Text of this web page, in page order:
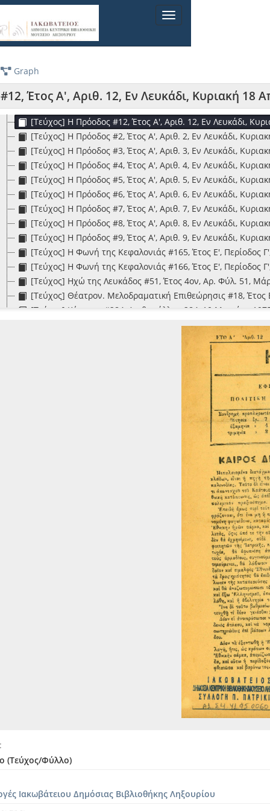
Toggle
navigation
Graph
Έτος Α', Αριθ. 12, Εν Λευκάδι, Κυριακή 18
[Τεύχος] Εφημερίς των ειδήσεων #2296, Αριθ. 2296,
[Τεύχος] Εφημερίς των ειδήσεων #2, Περίοδος Γ', Έτος
[Τεύχος] Εφημερίς των Κεφαλλήνων #14, Έτος Α', Αριθ. 14,
[Τεύχος] Εφημερίς των Κεφαλλήνων #3, Έτος Α', Αριθ. 3,
[Τεύχος] Εφημερίς των Κεφαλλήνων. Δεκαπενθήμερος
[Τεύχος] Η Πρόοδος #10Β, Έτος Α', Αριθ. 10, Εν Λευκάδι,
[Τεύχος] Η Πρόοδος #10, Έτος Α', Αριθ. 10, Εν Λευκάδι,
[Τεύχος] Η Πρόοδος #12, Έτος Α', Αριθ. 12, Εν Λευκάδι,
[Τεύχος] Η Πρόοδος #2, Έτος Α', Αριθ. 2, Εν Λευκάδι,
[Τεύχος] Η Πρόοδος #3, Έτος Α', Αριθ. 3, Εν Λευκάδι,
[Τεύχος] Η Πρόοδος #4, Έτος Α', Αριθ. 4, Εν Λευκάδι,
[Τεύχος] Η Πρόοδος #5, Έτος Α', Αριθ. 5, Εν Λευκάδι,
[Τεύχος] Η Πρόοδος #6, Έτος Α', Αριθ. 6, Εν Λευκάδι,
[Τεύχος] Η Πρόοδος #7, Έτος Α', Αριθ. 7, Εν Λευκάδι,
[Τεύχος] Η Πρόοδος #8, Έτος Α', Αριθ. 8, Εν Λευκάδι,
[Τεύχος] Η Πρόοδος #9, Έτος Α', Αριθ. 9, Εν Λευκάδι,
[Τεύχος] Η Φωνή της Κεφαλονιάς #165, Έτος Ε', Περίοδος
[Τεύχος] Η Φωνή της Κεφαλονιάς #166, Έτος Ε', Περίοδος
[Τεύχος] Ηχώ της Λευκάδος #51, Έτος 4ον, Αρ. Φύλ. 51,
[Τεύχος] Θέατρον. Μελοδραματική Επιθεώρησις #18,
[Τεύχος] Κέρκυρα #284, Αριθ. φύλλου 284, 10 Μαρτίου
[Τεύχος] Κερκυραϊκά Νέα #751, Έτος ΙΗ', Περίοδος Β,
[Τεύχος] Κερκυραϊκή Ηχώ #1, Έτος Α', Εν Κερκύρα,
[Τεύχος] Κερκυραϊκή Ηχώ #28, Περίοδος Β', Έτος Α', Εν
[Τεύχος] Κοινωνική Ζακύνθου #5, Έτος Α', Αριθ. Φύλλου
[Τεύχος] Λαός #59, Έτος Β', Κέρκυρα τη 9 Νοεμβρίου
[Τεύχος] Νέα Πολιτεία #7, Έτος Α', Εν Κερκύρα τη 19
[Τεύχος] Ο Ελεύθερος Λόγος [Κέρκυρας] #2, Έτος Α', Εν
[Τεύχος] Παρατηρητής [Λευκάδας] #146, Έτος Δ', Εν
[Τεύχος] Παρατηρητής [Λευκάδας] #14, Έτος Πρώτον, Εν
[Τεύχος] Πατριώτης #172, Έτος Δ', Ζάκυνθος 9 Μαΐου
[Τεύχος] Πατριώτης #22, Έτος Γ', Ζάκυνθος 11 Μαΐου
[Τεύχος] Πήγασος #105, Έτος Γ', Αριθ. 105, Εν Λευκάδι τη
[Τεύχος] Πήγασος #107, Έτος Γ', Αριθ. 107, Εν Λευκάδι τη
[Τεύχος] Πήγασος #117, Έτος Γ', Αριθ. 117, Εν Λευκάδι τη
[Τεύχος] Πήγασος #141, Έτος Γ', Αριθ. 141, Εν Λευκάδι τη
[Τεύχος] Πήγασος #153, Περίοδος Β', Έτος ΚΗ', Αριθ. 153,
[Τεύχος] Πήγασος #160, Έτος Δ', Αριθ. 160, Εν Λευκάδι τη
[Τεύχος] Πήγασος #164, Έτος Δ', Αριθ. 164, Εν Λευκάδι τη
[Τεύχος] Πήγασος #231, Έτος Ε', Αριθ. 231, Εν Λευκάδι τη
[Τεύχος] Πήγασος #262, Έτος ΣΤ', Αριθ. 262, Εν Λευκάδι
[Τεύχος] Πήγασος #267, Έτος ΣΤ', Αριθ. 267, Εν Λευκάδι
[Τεύχος] Πήγασος #275, Περίοδος Β', Έτος ΛΓ', Αριθ. 275,
[Τεύχος] Πήγασος #27, Έτος Α', Αριθ. 27, Εν Λευκάδι τη
[Τεύχος] Πήγασος #28, Περίοδος Β', Έτος ΚΑ', Αριθ. 28,
[Τεύχος] Πήγασος #2, Έτος Α', Αριθ. 2, Εν Λευκάδι τη 23
[Τεύχος] Πήγασος #362, Έτος Η', Αριθ. 267, Εν Λευκάδι
[Τεύχος] Πήγασος #37, Έτος Α', Αριθ. 37, Εν Λευκάδι τη 2
[Τεύχος] Πήγασος #97, Έτος Β', Αριθ. 97, Εν Λευκάδι τη 12
[Τεύχος] Τελώνιον #345, Εν Αργοστολίω τη 7 Νοεμβρίου
[Τεύχος] Το Βούκινο #29, Έτος Α', Εν Κέρκυρα τη 2
[Τεύχος] Το Βούκινο #30, Έτος Α', Εν Κέρκυρα τη 6
(Τεύχος/Φύλλο)
Ιακωβάτειου Δημόσιας Βιβλιοθήκης Ληξουρίου